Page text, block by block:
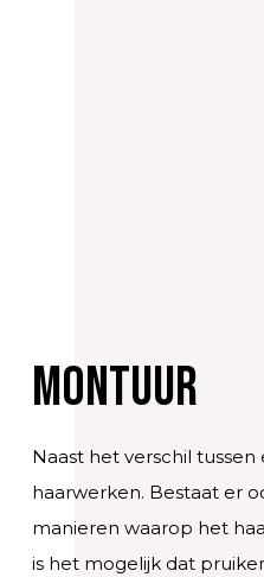
Montuur
Naast het verschil
haarwerken. Bestaat er
manieren waarop het
is het mogelijk dat